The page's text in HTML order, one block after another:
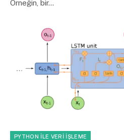
Örneğin, bir…
PYTHON ILE VERI İŞLEME